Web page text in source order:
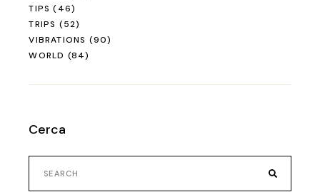
TIPS (46)
TRIPS (52)
VIBRATIONS (90)
WORLD (84)
Cerca
Search
for: